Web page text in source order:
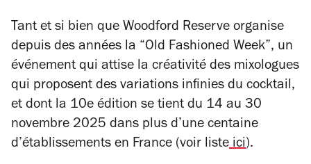
Tant et si bien que Woodford Reserve organise
depuis des années la “Old Fashioned Week”, un
événement qui attise la créativité des mixologues
qui proposent des variations infinies du cocktail,
et dont la 10e édition se tient du 14 au 30
novembre 2025 dans plus d’une centaine
d’établissements en France (voir liste ici).